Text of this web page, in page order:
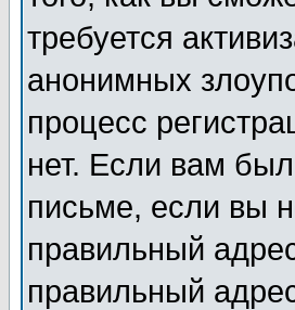
требуется
анонимных
процесс
нет. Если вам
письме, если вы
правильный
правильный